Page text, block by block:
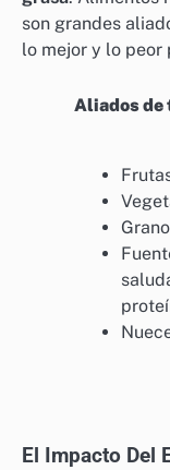
son grandes
lo mejor y lo peor
Aliados de
El Impacto Del